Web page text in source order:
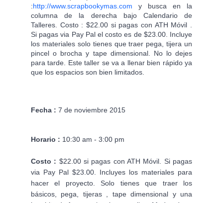
:http://www.scrapbookymas.com y busca en la
columna de la derecha bajo Calendario de
Talleres. Costo : $22.00 si pagas con ATH Móvil .
Si pagas via Pay Pal el costo es de $23.00. Incluye
los materiales solo tienes que traer pega, tijera un
pincel o brocha y tape dimensional. No lo dejes
para tarde. Este taller se va a llenar bien rápido ya
que los espacios son bien limitados.
Fecha : 7 de noviembre 2015
Horario : 10:30 am - 3:00 pm
Costo : $22.00 si pagas con ATH Móvil. Si pagas
via Pay Pal $23.00. Incluyes los materiales para
hacer el proyecto. Solo tienes que traer los
básicos, pega, tijeras , tape dimensional y una